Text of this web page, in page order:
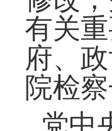
商。
级代
修改
有关